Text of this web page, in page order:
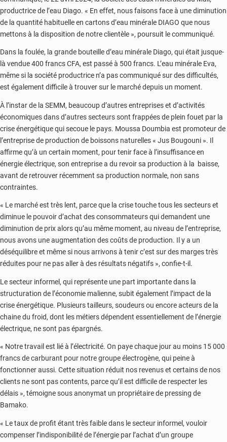
productrice de l’eau Diago. « En effet, nous faisons face à une diminution
de la quantité habituelle en cartons d’eau minérale DIAGO que nous
mettons à la disposition de notre clientèle », poursuit le communiqué.
Dans la foulée, la grande bouteille d’eau minérale Diago, qui était jusque-
là vendue 400 francs CFA, est passé à 500 francs. L’eau minérale Eva,
même si la société productrice n’a pas communiqué sur des difficultés,
est également difficile à trouver sur le marché depuis un moment.
À l’instar de la SEMM, beaucoup d’autres entreprises et d’activités
économiques dans d’autres secteurs sont frappées de plein fouet par la
crise énergétique qui secoue le pays. Moussa Doumbia est promoteur de
l’entreprise de production de boissons naturelles « Jus Bougouni ». Il
affirme qu’à un certain moment, pour tenir face à l’insuffisance en
énergie électrique, son entreprise a du revoir sa production à la baisse,
avant de retrouver récemment sa production normale, non sans
contraintes.
« Le marché est très lent, parce que la crise touche tous les secteurs et
diminue le pouvoir d’achat des consommateurs qui demandent une
diminution de prix alors qu’au même moment, au niveau de l’entreprise,
nous avons une augmentation des coûts de production. Il y a un
déséquilibre et même si nous arrivons à tenir c’est sur des marges très
réduites pour ne pas aller à des résultats négatifs », confie-t-il.
Le secteur informel, qui représente une part importante dans la
structuration de l’économie malienne, subit également l’impact de la
crise énergétique. Plusieurs tailleurs, soudeurs ou encore acteurs de la
chaine du froid, dont les métiers dépendent essentiellement de l’énergie
électrique, ne sont pas épargnés.
« Notre travail est lié à l’électricité. On paye chaque jour au moins 15 000
francs de carburant pour notre groupe électrogène, qui peine à
fonctionner aussi. Cette situation réduit nos revenus et certains de nos
clients ne sont pas contents, parce qu’il est difficile de respecter les
délais », témoigne sous anonymat un propriétaire de pressing de
Bamako.
« Le taux de profit étant très faible dans le secteur informel, vouloir
compenser l’indisponibilité de l’énergie par l’achat d’un groupe